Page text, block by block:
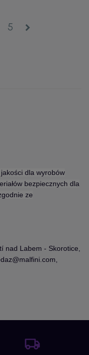
5 chevron_right
dla wyrobów
bezpiecznych dla
ze
nad Labem - Skorotice,